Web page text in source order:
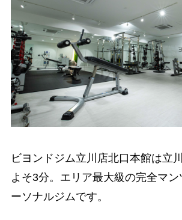
ビヨンドジム立川店北口本館は立
よそ3分。エリア最大級の完全マ
ーソナルジムです。